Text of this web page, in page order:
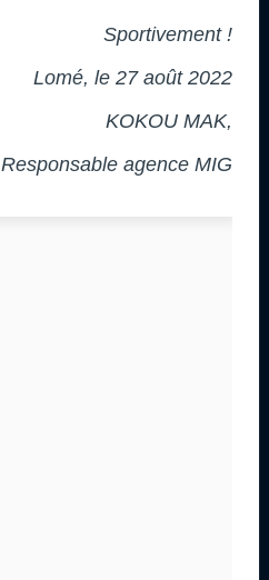
Sportivement !
Lomé, le 27 août 2022
KOKOU MAK,
Responsable agence MIG